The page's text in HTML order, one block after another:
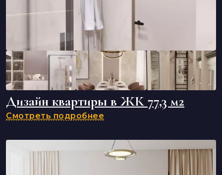
Дизайн квартиры в ЖК 77,3 м2
Смотреть подробнее